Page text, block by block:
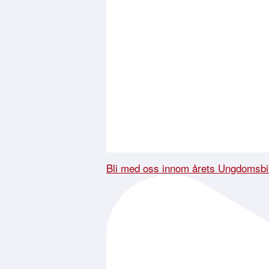
Bli med oss innom årets